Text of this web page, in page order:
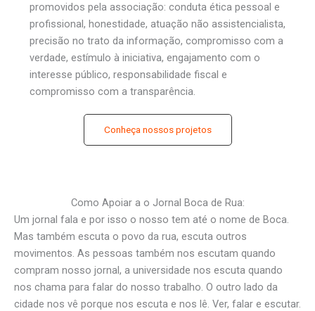
promovidos pela associação: conduta ética pessoal e
profissional, honestidade, atuação não assistencialista,
precisão no trato da informação, compromisso com a
verdade, estímulo à iniciativa, engajamento com o
interesse público, responsabilidade fiscal e
compromisso com a transparência.
Conheça nossos projetos
Como Apoiar a o Jornal Boca de Rua:
Um jornal fala e por isso o nosso tem até o nome de Boca.
Mas também escuta o povo da rua, escuta outros
movimentos. As pessoas também nos escutam quando
compram nosso jornal, a universidade nos escuta quando
nos chama para falar do nosso trabalho. O outro lado da
cidade nos vê porque nos escuta e nos lê. Ver, falar e escutar.